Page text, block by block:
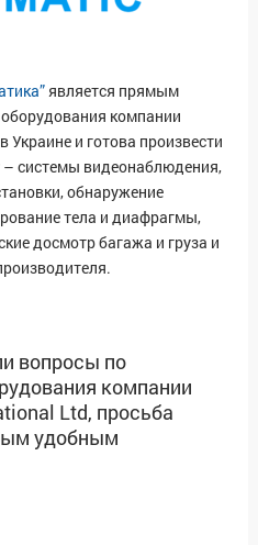
является прямым
компании
и готова произвести
– системы видеонаблюдения,
обнаружение
тела и диафрагмы,
досмотр багажа и груза и
вопросы по
компании
Ltd, просьба
удобным